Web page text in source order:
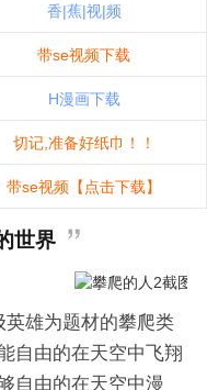
香|蕉|视|频
带se视频下载
H漫画下载
切记,准备好纸巾！！
带se视频【点击下载】
世界
雄为题材的攀爬类
自由的在天空中飞翔
自由的在天空中漫